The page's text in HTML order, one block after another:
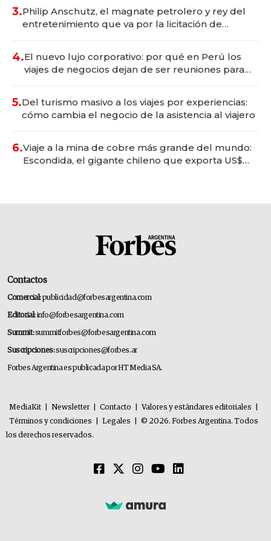
3.Philip Anschutz, el magnate petrolero y rey del
entretenimiento que va por la licitación de
4.El nuevo lujo corporativo: por qué en Perú los
viajes de negocios dejan de ser reuniones para
5.Del turismo masivo a los viajes por experiencias:
cómo cambia el negocio de la asistencia al viajero
6.Viaje a la mina de cobre más grande del mundo:
Escondida, el gigante chileno que exporta US$
Contactos
Comercial:publicidad@forbesargentina.com
Editorial:info@forbesargentina.com
Summit:summitforbes@forbesargentina.com
Suscripciones:suscripciones@forbes.ar
Forbes Argentina es publicada por HT Media SA.
MediaKit Newsletter Contacto Valores y estándares editoriales
Términos y condiciones
Legales
© 2026. Forbes Argentina. Todos
los derechos reservados.